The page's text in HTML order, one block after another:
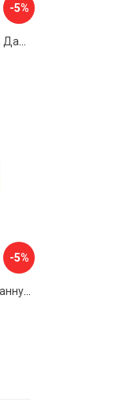
-5%
-5%
Раздвижной экран под ванну PERFECTO LINEA 36-031509